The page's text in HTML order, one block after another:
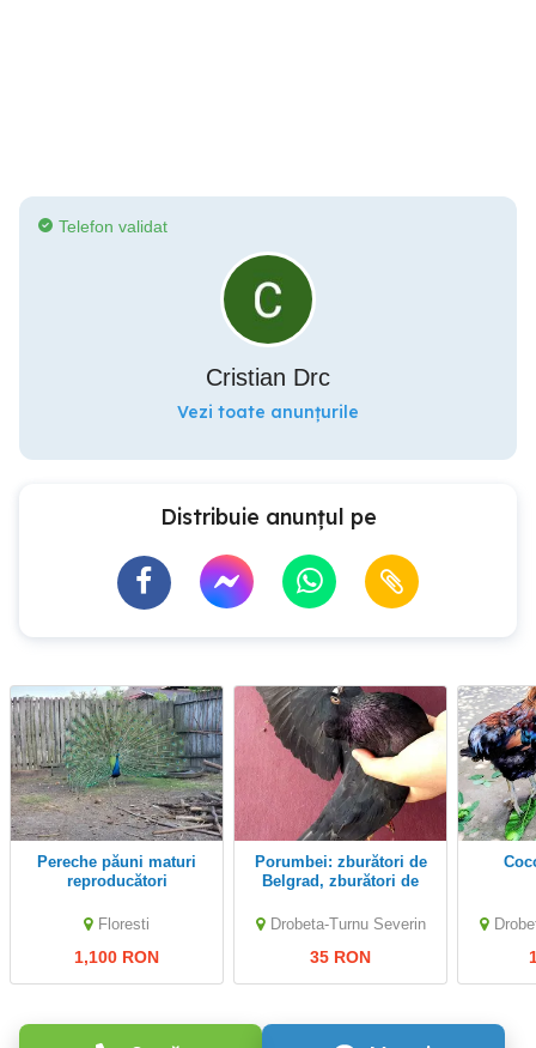
Telefon validat
Cristian Drc
Vezi toate anunțurile
Distribuie anunțul pe
Pereche păuni maturi
reproducători
Floresti
1,100 RON
Porumbei: zburători de
Belgrad, zburători de
Drobeta-Turnu Severin
35 RON